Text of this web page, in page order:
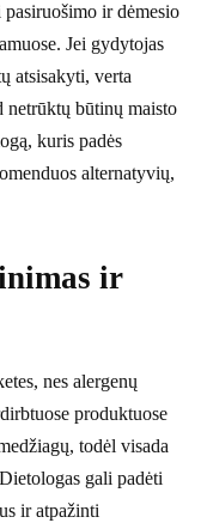
ir dėmesio
Jei gydytojas
atsisakyti, verta
būtinų maisto
kuris padės
alternatyvių,
ir
nes alergenų
produktuose
todėl visada
gali padėti
ir atpažinti